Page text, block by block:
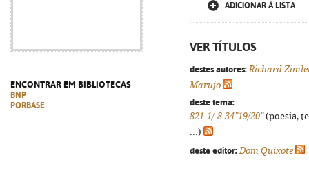
ENCONTRAR EM BIBLIOTECAS
BNP
PORBASE
ADICIONAR À LISTA
VER TÍTULOS
destes autores: Richard
Marujo
deste tema:
821.1/.8-34"19/20"(poesia,
...)
deste editor: Dom Quixote